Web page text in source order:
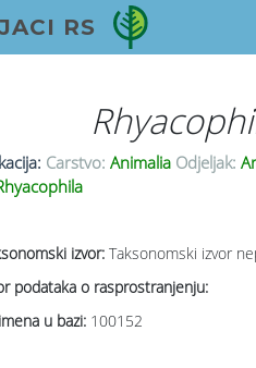
RS
Carstvo: Animalia Odjeljak:
izvor: Taksonomski izvor
podataka o rasprostranjenju:
u bazi: 100152